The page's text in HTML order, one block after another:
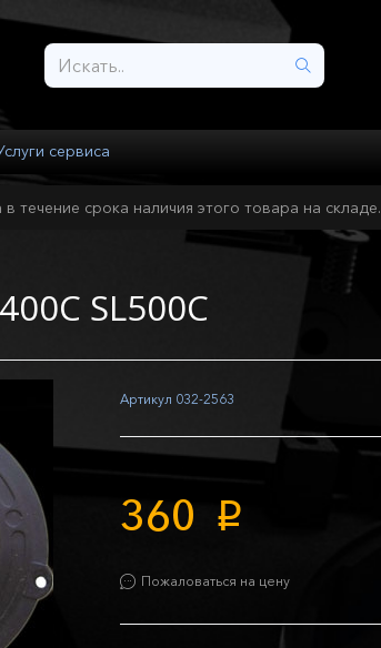
сервиса
течение срока наличия этого товара на складе.
SL500C
Артикул 032-2563
360 p
Пожаловаться на цену